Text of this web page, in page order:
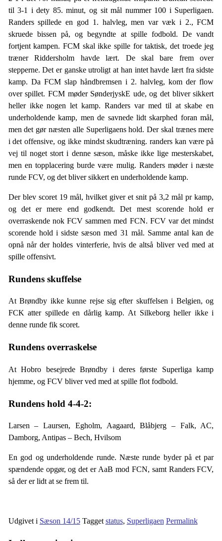
til 3-1 i dety 85. minut, og sit mål nummer 100 i Superligaen.
Randers spillede en god 1. halvleg, men var væk i 2., FCM
skruede bissen på, og begyndte at spille fodbold. De vandt
fortjent kampen. FCM skal ikke spille for taktisk, det troede jeg
træner Riddersholm havde lært. De skal bare frem over
stepperne. Det er ganske utroligt at han intet havde lært fra sidste
kamp. Da FCM slap håndbremsen i 2. halvleg, kom der flow
over spillet. FCM møder SønderjyskE ude, og det bliver sikkert
heller ikke nogen let kamp. Randers var med til at skabe en
underholdende kamp, men de savnede lidt skarphed foran mål,
men det gør næsten alle Superligaens hold. Der skal trænes mere
i det offensive, og ikke mindst skudtræning. randers kan være på
vej til noget stort i denne sæson, måske ikke lige mesterskabet,
men en topplacering burde være mulig. Randers møder i næste
runde FCV, og det bliver sikkert en underholdende kamp.
Der blev scoret 19 mål, hvilket giver et snit på 3,2 mål pr kamp,
og det er mere end godkendt. Det mest scorende hold er
overraskende nok FCV sammen med FCN. FCV var det mindst
scorende hold i sidste sæson med 31 mål. Samme antal kan de
opnå når der holdes vinterferie, hvis de altså bliver ved med at
spille offensivt.
Rundens skuffelse
At Brøndby ikke kunne rejse sig efter skuffelsen i Belgien, og
FCK atter spillede en dårlig kamp. At Silkeborg heller ikke i
denne runde fik scoret.
Rundens overraskelse
At Hobro besejrede Brøndby i deres første Superliga kamp
hjemme, og FCV bliver ved med at spille flot fodbold.
Rundens hold 4-4-2:
Larsen – Laursen, Egholm, Aagaard, Blåbjerg – Falk, AC,
Damborg, Antipas – Bech, Hvilsom
En god og underholdende runde. Næste runde byder på et par
spændende opgør, og det er AaB mod FCN, samt Randers FCV,
så der er lidt at se frem til.
Udgivet i Sæson 14/15 Tagget status, Superligaen Permalink